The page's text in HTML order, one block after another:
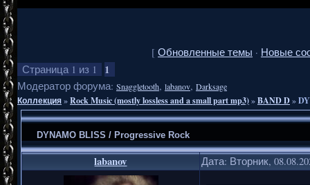
[ Обновленные темы · Новые
Страница 1 из 1 1
Модератор форума: Snaggletooth, labanov, Darksage
Коллекция»Rock Music (mostly lossless and a small part mp3)»BAND D»
DYNAMO BLISS / Progressive Rock
labanov Дата: Вторник,